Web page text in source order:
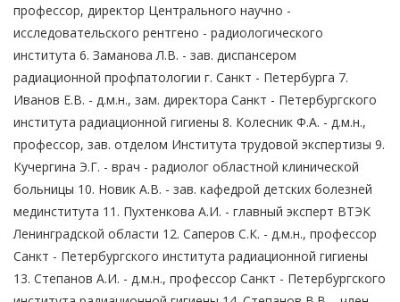
профессор, директор Центрального научно -
исследовательского рентгено - радиологического
института 6. Заманова Л.В. - зав. диспансером
радиационной профпатологии г. Санкт - Петербурга 7.
Иванов Е.В. - д.м.н., зам. директора Санкт - Петербургского
института радиационной гигиены 8. Колесник Ф.А. - д.м.н.,
профессор, зав. отделом Института трудовой экспертизы 9.
Кучергина Э.Г. - врач - радиолог областной клинической
больницы 10. Новик А.В. - зав. кафедрой детских болезней
мединститута 11. Пухтенкова А.И. - главный эксперт ВТЭК
Ленинградской области 12. Саперов С.К. - д.м.н., профессор
Санкт - Петербургского института радиационной гигиены
13. Степанов А.И. - д.м.н., профессор Санкт - Петербургского